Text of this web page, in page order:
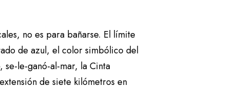
no es para bañarse. El límite
de azul, el color simbólico del
le-ganó-al-mar, la Cinta
de siete kilómetros en